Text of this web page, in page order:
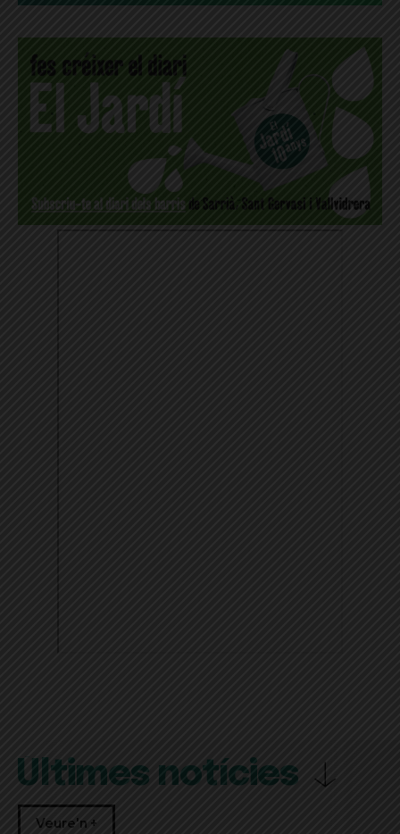
Últimes notícies
Veure'n +